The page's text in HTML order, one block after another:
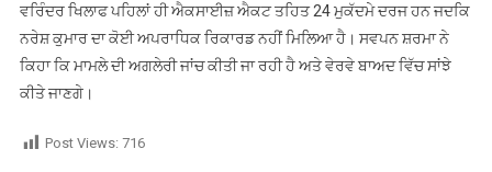
ਵਰਿੰਦਰ ਖਿਲਾਫ ਪਹਿਲਾਂ ਹੀ ਐਕਸਾਈਜ਼ ਐਕਟ ਤਹਿਤ 24 ਮੁਕੱਦਮੇ ਦਰਜ ਹਨ ਜਦਕਿ
ਨਰੇਸ਼ ਕੁਮਾਰ ਦਾ ਕੋਈ ਅਪਰਾਧਿਕ ਰਿਕਾਰਡ ਨਹੀਂ ਮਿਲਿਆ ਹੈ। ਸਵਪਨ ਸ਼ਰਮਾ ਨੇ
ਕਿਹਾ ਕਿ ਮਾਮਲੇ ਦੀ ਅਗਲੇਰੀ ਜਾਂਚ ਕੀਤੀ ਜਾ ਰਹੀ ਹੈ ਅਤੇ ਵੇਰਵੇ ਬਾਅਦ ਵਿੱਚ ਸਾਂਝੇ
ਕੀਤੇ ਜਾਣਗੇ।
Post Views: 716